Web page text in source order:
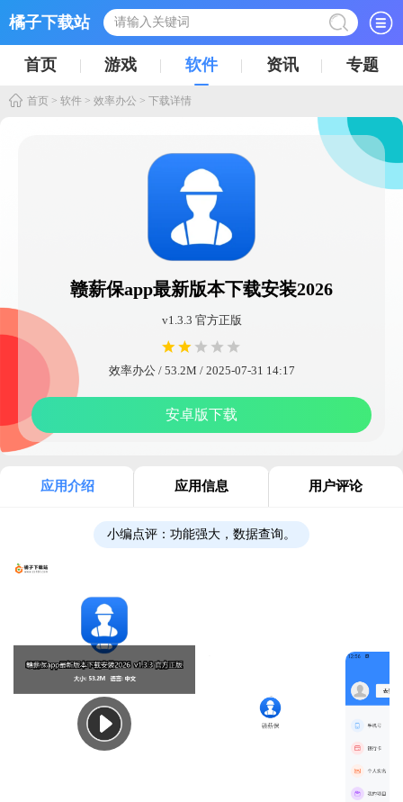
橘子下载站
首页 游戏 软件 资讯 专题
首页 > 软件 > 效率办公 > 下载详情
赣薪保app最新版本下载安装2026
v1.3.3 官方正版
效率办公 / 53.2M / 2025-07-31 14:17
安卓版下载
应用介绍 应用信息 用户评论
小编点评： 功能强大，数据查询。